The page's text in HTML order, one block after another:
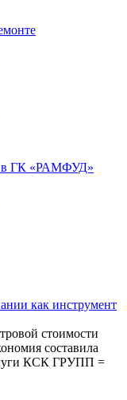
в ГК «РАМФУД»
как инструмент
стоимости
составила
КСК ГРУПП =